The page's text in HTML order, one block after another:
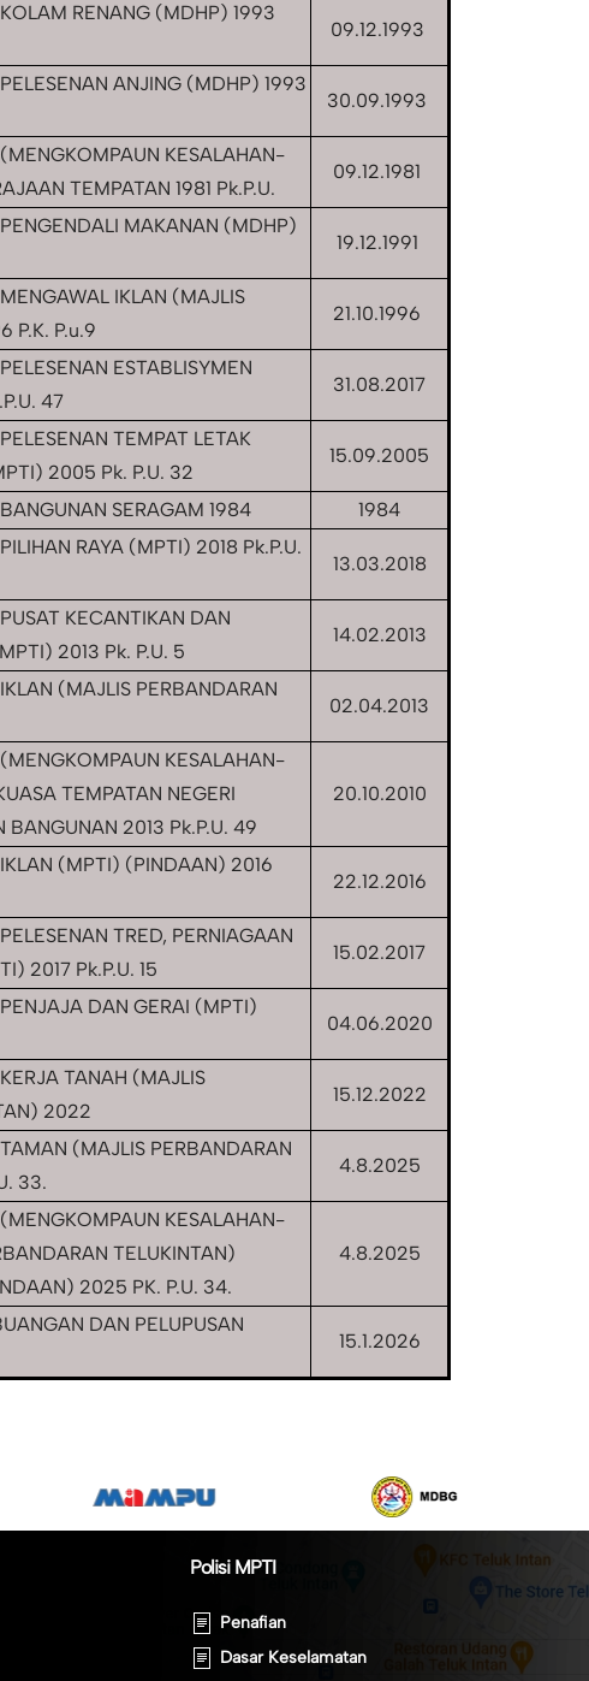
RENANG (MDHP) 1993
09.12.1993
ANJING (MDHP) 1993
30.09.1993
KESALAHAN-
TEMPATAN 1981 Pk.P.U.
09.12.1981
MAKANAN (MDHP)
19.12.1991
IKLAN (MAJLIS
P.K. P.u.9
21.10.1996
ESTABLISYMEN
47
31.08.2017
TEMPAT LETAK
2005 Pk. P.U. 32
15.09.2005
SERAGAM 1984 1984
RAYA (MPTI) 2018 Pk.P.U.
13.03.2018
KECANTIKAN DAN
2013 Pk. P.U. 5
14.02.2013
(MAJLIS PERBANDARAN
02.04.2013
KESALAHAN-
TEMPATAN NEGERI
BANGUNAN 2013 Pk.P.U. 49
20.10.2010
(MPTI) (PINDAAN) 2016
22.12.2016
TRED, PERNIAGAAN
2017 Pk.P.U. 15
15.02.2017
DAN GERAI (MPTI)
04.06.2020
TANAH (MAJLIS
2022
15.12.2022
(MAJLIS PERBANDARAN
33.
4.8.2025
KESALAHAN-
TELUKINTAN)
2025 PK. P.U. 34.
4.8.2025
DAN PELUPUSAN
15.1.2026
Polisi MPTI
Penafian
Dasar Keselamatan